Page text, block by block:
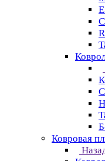
Ковровая